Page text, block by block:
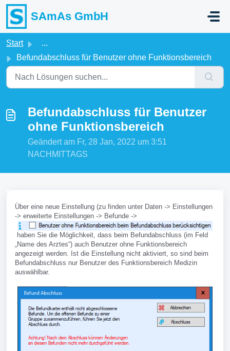
Zum hauptsächlichen Inhalt gehen
SAmAs GmbH
Start
...
Befundabschluss für Benutzer ohne Funktionsbereich
Befundabschluss für Benutzer
ohne Funktionsbereich
Geändert am Fr, 28 Jan, 2022 um 3:51
NACHMITTAGS
Über eine neue Einstellung (zu finden unter Daten -> Einstellungen
-> erweiterte Einstellungen -> Befunde ->
haben Sie die Möglichkeit, dass beim Befundabschluss (im Feld
„Name des Arztes“) auch Benutzer ohne Funktionsbereich
angezeigt werden. Ist die Einstellung nicht aktiviert, so sind beim
Befundabschluss nur Benutzer des Funktionsbereich Medizin
auswählbar.